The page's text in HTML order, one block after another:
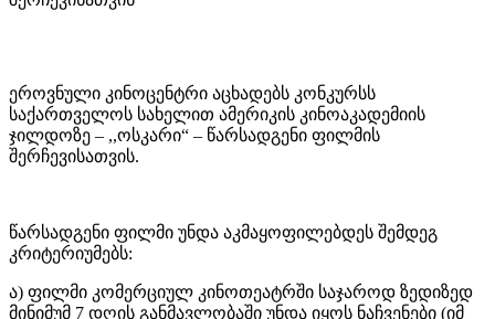
ეროვნული კინოცენტრი აცხადებს კონკურსს
საქართველოს სახელით ამერიკის კინოაკადემიის
ჯილდოზე – ,,ოსკარი“ – წარსადგენი ფილმის
შერჩევისათვის.
წარსადგენი ფილმი უნდა აკმაყოფილებდეს შემდეგ
კრიტერიუმებს:
ა) ფილმი კომერციულ კინოთეატრში საჯაროდ ზედიზედ
მინიმუმ 7 დღის განმავლობაში უნდა იყოს ნაჩვენები (იმ